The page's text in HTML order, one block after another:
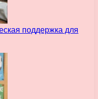
поддержка для